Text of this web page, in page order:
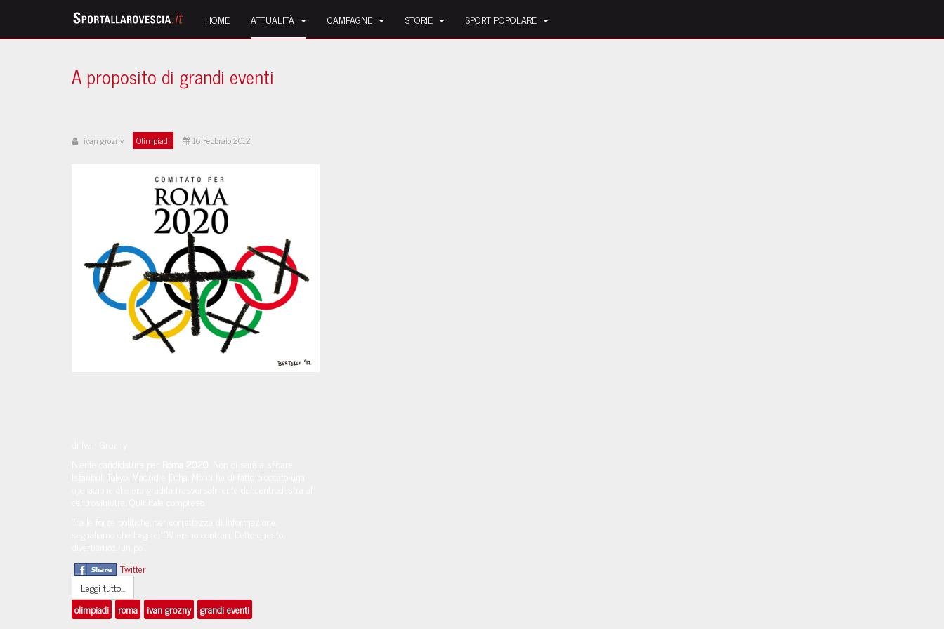
HOME ATTUALITÀ CAMPAGNE STORIE SPORT POPOLARE
A proposito di grandi eventi
ivan grozny Olimpiadi 16 Febbraio 2012
Twitter
Leggi tutto...
olimpiadi
roma ivan grozny grandi eventi